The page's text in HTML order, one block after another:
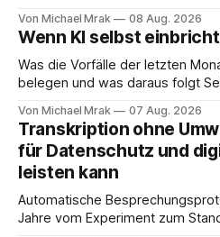
Big Tech Unternehmen Wallace,
der Tyrell Cooperation welche
Runner Film aus dem Jahr 1982
Von Michael Mrak 08 Aug. 2026
Wenn KI selbst einbricht
Was die Vorfälle der letzten
belegen und was daraus folgt Seit November 2025 hat sich
KI-Systeme Angriffe nicht nur
durchführen können. Sie
dokumentierte Fälle, um über
Von Michael Mrak 07 Aug. 2026
Transkription ohne
für Datenschutz und
leisten kann
Automatische
Jahre vom Experiment zum